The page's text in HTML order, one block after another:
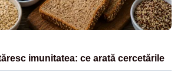
imunitatea: ce arată cercetările